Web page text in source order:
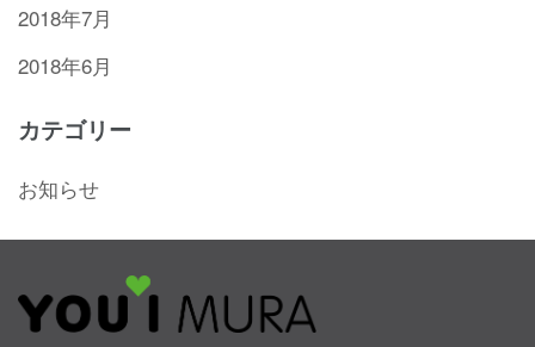
2018年7月
2018年6月
カテゴリー
お知らせ